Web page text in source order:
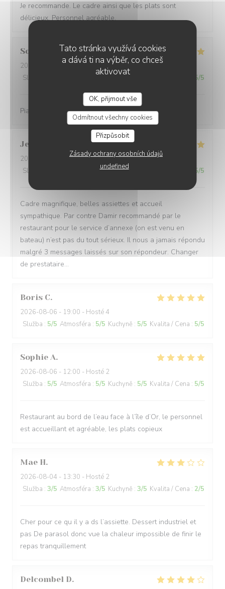
Tato stránka využívá cookies
a dává ti na výběr, co chceš
aktivovat
OK, přijmout vše
Odmítnout všechny cookies
Přizpůsobit
Zásady ochrany osobních údajů
undefined
Je recommande. Le cadre ainsi que les plats sont
délicieux. Personnel agréable.
Sonja
2026-08-06
- 20:00 - Hosté 5
Služba
5/5
Piatti gustosi in una location molto bella
Jean François
2026-08-05
- 14:00 - Hosté 3
Služba
/5 Kuchyně 5/5
Cadre magnifique, belles assiettes et accueil
sympathique. Par contre Damir recommandé par le
restaurant pour le service d’annexe (on est venu en
bateau) n’est pas du tout sérieux. Il nous a jamais répondu
malgré 3 messages laissés sur son répondeur. Changer
de prestataire…
Boris C
2026-08-06 - 19:00 - Hosté 4
Služba : 5/5 Atmosféra : 5/5 Kuchyně : 5/5 Kvalita / Cena : 5/5
Sophie A
2026-08-06 - 12:00 - Hosté 2
Služba : 5/5 Atmosféra : 5/5 Kuchyně : 5/5 Kvalita / Cena : 5/5
Restaurant au bord de l’eau face à l’île d’Or, le personnel
est accueillant et agréable, les plats copieux
Mae H
2026-08-04 - 13:30 - Hosté 2
Služba : 3/5 Atmosféra : 3/5 Kuchyně : 3/5 Kvalita / Cena : 2/5
Cher pour ce qu il y a ds l’assiette. Dessert industriel et
pas De parasol donc vue la chaleur impossible de finir le
repas tranquillement
Delcombel D
LA PLAGE DE L'ÎLE D'OR